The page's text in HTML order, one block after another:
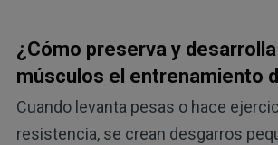
¿Cómo preserva y
músculos el entrenamiento
Cuando levanta pesas o hace
resistencia, se crean desgarros